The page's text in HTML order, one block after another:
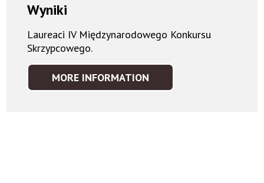
Wyniki
Laureaci IV Międzynarodowego Konkursu
Skrzypcowego.
MORE INFORMATION
WYNIKI